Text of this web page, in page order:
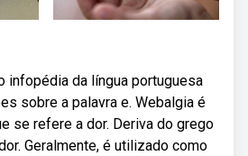
infopédia da língua portuguesa
sobre a palavra e. Webalgia é
se refere a dor. Deriva do grego
Geralmente, é utilizado como